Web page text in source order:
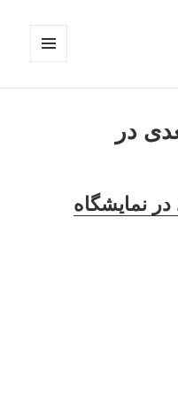
در
نمایشگاه